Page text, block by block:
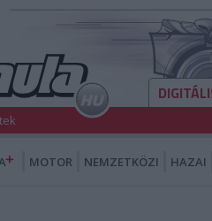
MOTOR NEMZETKÖZI HAZAI